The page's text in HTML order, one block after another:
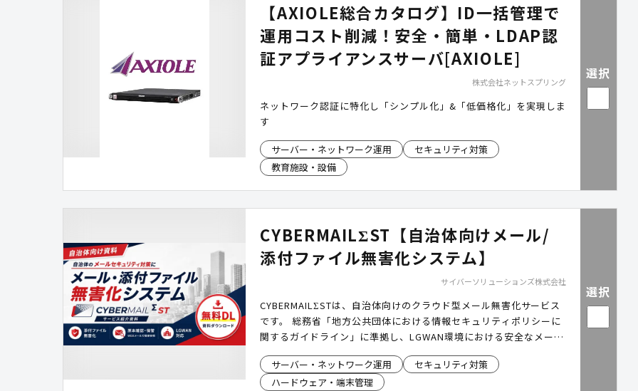
【AXIOLE総合カタログ】ID一括管理で
運用コスト削減！安全・簡単・LDAP認
証アプライアンスサーバ[AXIOLE]
株式会社ネットスプリング
ネットワーク認証に特化し「シンプル化」&「低価格化」を実現しま
す
サーバー・ネットワーク運用
セキュリティ対策
教育施設・設備
選択
CYBERMAILΣST【自治体向けメール/
添付ファイル無害化システム】
サイバーソリューションズ株式会社
CYBERMAILΣSTは、自治体向けのクラウド型メール無害化サービス
です。 総務省「地方公共団体における情報セキュリティポリシーに
関するガイドライン」に準拠し、LGWAN環境における安全なメール
運用を低コストかつスピーディに実現します。 メール本文・添付フ
ァイルの無害化から原本保管・閲覧までをワンストップで提供し、
オンプレミスに比べて導入・運用の負担を大幅に軽減。クラウドな
サーバー・ネットワーク運用
セキュリティ対策
ハードウェア・端末管理
選択